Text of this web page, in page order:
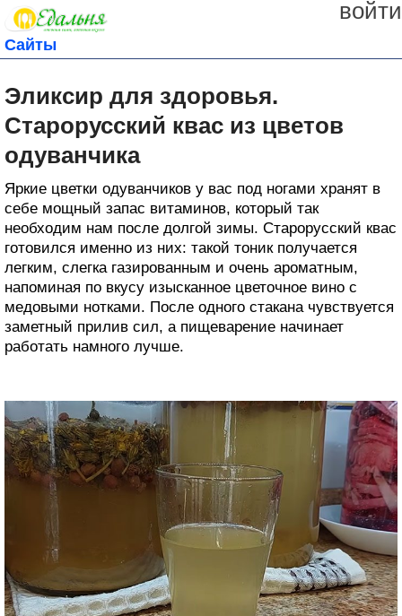
войти
Сайты
Эликсир для здоровья.
Старорусский квас из цветов
одуванчика
Яркие цветки одуванчиков у вас под ногами хранят в
себе мощный запас витаминов, который так
необходим нам после долгой зимы. Старорусский квас
готовился именно из них: такой тоник получается
легким, слегка газированным и очень ароматным,
напоминая по вкусу изысканное цветочное вино с
медовыми нотками. После одного стакана чувствуется
заметный прилив сил, а пищеварение начинает
работать намного лучше.